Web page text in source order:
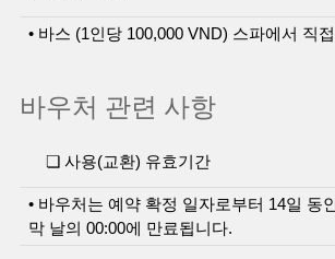
• 바스 (1인당 100,000 VND) 스파에서 직
바우처 관련 사항
❏ 사용(교환) 유효기간
• 바우처는 예약 확정 일자로부터 14일 동
막 날의 00:00에 만료됩니다.